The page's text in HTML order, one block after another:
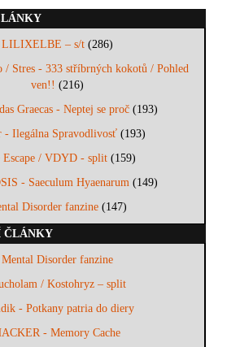
LILIXELBE – s/t(286)
/ Stres - 333 stříbrných kokotů / Pohled
ven!! (216)
Graecas - Neptej se proč (193)
- Ilegálna Spravodlivosť (193)
Escape / VDYD - split(159)
- Saeculum Hyaenarum (149)
Disorder fanzine (147)
ČLÁNKY
Mental Disorder fanzine
/ Kostohryz – split
- Potkany patria do diery
- Memory Cache